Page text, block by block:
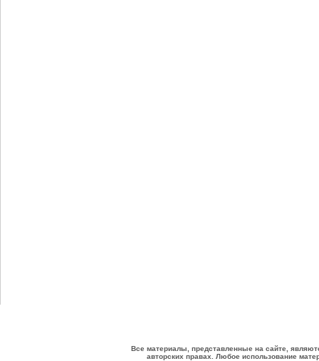
Все материалы, представленные на сайте,
авторских правах. Любое использование